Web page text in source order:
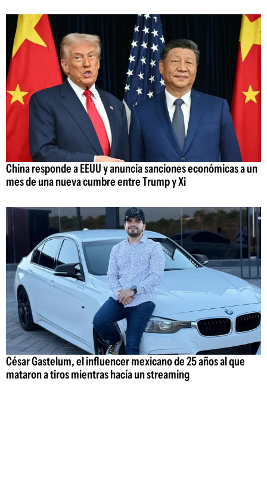
China responde a EEUU y anuncia sanciones económicas a un
mes de una nueva cumbre entre Trump y Xi
César Gastelum, el influencer mexicano de 25 años al que
mataron a tiros mientras hacía un streaming